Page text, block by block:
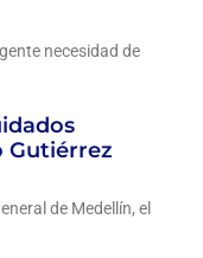
necesidad de
Gutiérrez
de Medellín, el